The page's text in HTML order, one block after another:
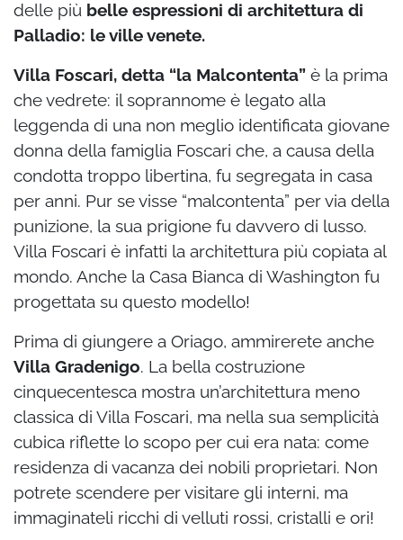
delle più belle espressioni di architettura di
Palladio: le ville venete.
Villa Foscari, detta “la Malcontenta” è la prima
che vedrete: il soprannome è legato alla
leggenda di una non meglio identificata giovane
donna della famiglia Foscari che, a causa della
condotta troppo libertina, fu segregata in casa
per anni. Pur se visse “malcontenta” per via della
punizione, la sua prigione fu davvero di lusso.
Villa Foscari è infatti la architettura più copiata al
mondo. Anche la Casa Bianca di Washington fu
progettata su questo modello!
Prima di giungere a Oriago, ammirerete anche
Villa Gradenigo. La bella costruzione
cinquecentesca mostra un’architettura meno
classica di Villa Foscari, ma nella sua semplicità
cubica riflette lo scopo per cui era nata: come
residenza di vacanza dei nobili proprietari. Non
potrete scendere per visitare gli interni, ma
immaginateli ricchi di velluti rossi, cristalli e ori!